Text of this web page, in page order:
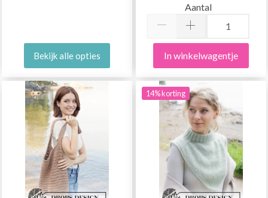
Bekijk alle opties
Aantal
In winkelwagentje
14% korting